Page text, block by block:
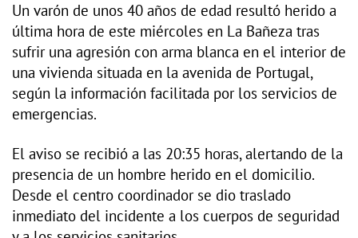
Un varón de unos 40 años de edad resultó herido a
última hora de este miércoles en La Bañeza tras
sufrir una agresión con arma blanca en el interior de
una vivienda situada en la avenida de Portugal,
según la información facilitada por los servicios de
emergencias.
El aviso se recibió a las 20:35 horas, alertando de la
presencia de un hombre herido en el domicilio.
Desde el centro coordinador se dio traslado
inmediato del incidente a los cuerpos de seguridad